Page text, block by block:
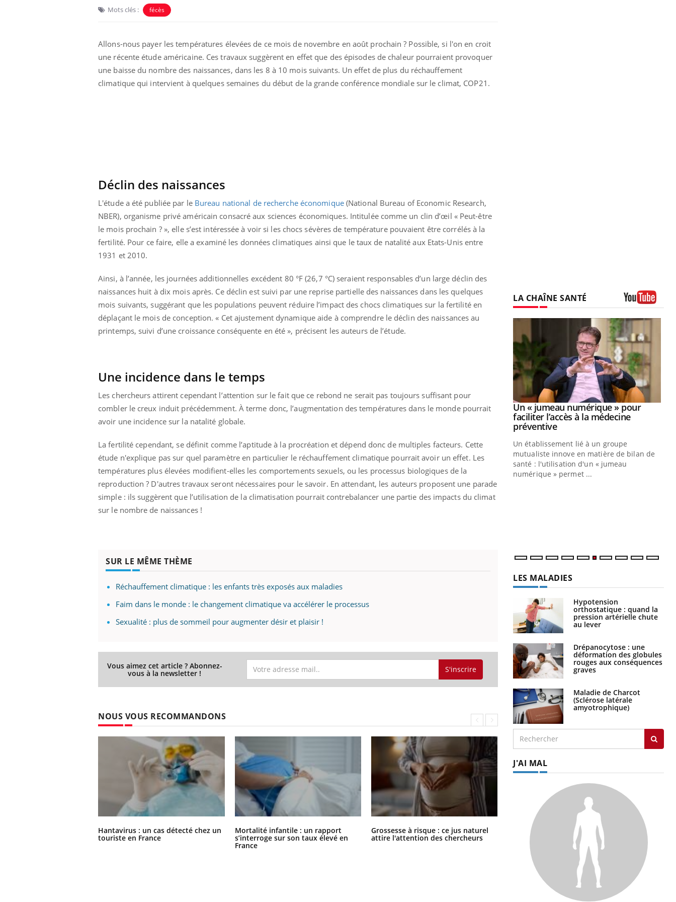
Mots clés : fécès
Allons-nous payer les températures élevées de ce mois de novembre en août prochain ? Possible, si l'on en croit
une récente étude américaine. Ces travaux suggèrent en effet que des épisodes de chaleur pourraient provoquer
une baisse du nombre des naissances, dans les 8 à 10 mois suivants. Un effet de plus du réchauffement
climatique qui intervient à quelques semaines du début de la grande conférence mondiale sur le climat, COP21.
Déclin des naissances
L'étude a été publiée par le Bureau national de recherche économique(National Bureau of Economic Research,
NBER), organisme privé américain consacré aux sciences économiques. Intitulée comme un clin d’œil « Peut-être
le mois prochain ? », elle s’est intéressée à voir si les chocs sévères de température pouvaient être corrélés à la
fertilité. Pour ce faire, elle a examiné les données climatiques ainsi que le taux de natalité aux Etats-Unis entre
1931 et 2010.
Ainsi, à l’année, les journées additionnelles excédent 80 °F (26,7 °C) seraient responsables d’un large déclin des
naissances huit à dix mois après. Ce déclin est suivi par une reprise partielle des naissances dans les quelques
mois suivants, suggérant que les populations peuvent réduire l’impact des chocs climatiques sur la fertilité en
déplaçant le mois de conception. « Cet ajustement dynamique aide à comprendre le déclin des naissances au
printemps, suivi d’une croissance conséquente en été », précisent les auteurs de l’étude.
Une incidence dans le temps
Les chercheurs attirent cependant l’attention sur le fait que ce rebond ne serait pas toujours suffisant pour
combler le creux induit précédemment. À terme donc, l’augmentation des températures dans le monde pourrait
avoir une incidence sur la natalité globale.
La fertilité cependant, se définit comme l’aptitude à la procréation et dépend donc de multiples facteurs. Cette
étude n'explique pas sur quel paramètre en particulier le réchauffement climatique pourrait avoir un effet. Les
températures plus élevées modifient-elles les comportements sexuels, ou les processus biologiques de la
reproduction ? D'autres travaux seront nécessaires pour le savoir. En attendant, les auteurs proposent une parade
simple : ils suggèrent que l’utilisation de la climatisation pourrait contrebalancer une partie des impacts du climat
sur le nombre de naissances !
SUR LE MÊME THÈME
Réchauffement climatique : les enfants très exposés aux maladies
Faim dans le monde : le changement climatique va accélérer le processus
Sexualité : plus de sommeil pour augmenter désir et plaisir !
Vous aimez cet article ? Abonnez-
vous à la newsletter ! S'inscrire
NOUS VOUS RECOMMANDONS
Hantavirus : un cas détecté chez un
touriste en France
Mortalité infantile : un rapport
s’interroge sur son taux élevé en
France
Grossesse à risque : ce jus naturel
attire l'attention des chercheurs
Comment oublier les écrans en
vacances ?
LA CHAÎNE SANTÉ
Insuline & Charge mentale : et si on
osait en parler?? Youtube
reste entourée d'idées reçues chez les
patients comme parfois chez les soignants.
Youtube
Eczéma Chronique des Mains : se
préparer pour l’été ! Youtube
rythme de vie ! Vacances, plage, piscine,
soleil, activités en plein air… Nos mains
Youtube
Diabète & Ramadan 2026Youtube
diabète, c'est une période de questions, de
défis, mais ...
Youtube
Un « jumeau numérique » pour
faciliter l’accès à la médecine
préventiveYoutube
Un établissement lié à un groupe
mutualiste innove en matière de bilan de
santé : l'utilisation d'un « jumeau
numérique » permet ...
LES MALADIES
Hypotension
orthostatique : quand la
pression artérielle chute
au lever
Drépanocytose : une
déformation des globules
rouges aux conséquences
graves
Maladie de Charcot
(Sclérose latérale
amyotrophique)
J'AI MAL